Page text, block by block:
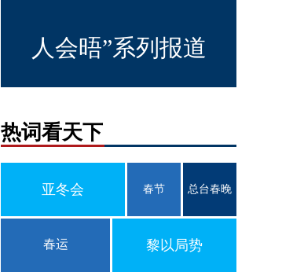
人会晤”系列报道
热词看天下
亚冬会 春节 总台春晚
春运 黎以局势